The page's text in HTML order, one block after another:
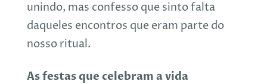
unindo, mas confesso que sinto falta
daqueles encontros que eram parte do
nosso ritual.
As festas que celebram a vida